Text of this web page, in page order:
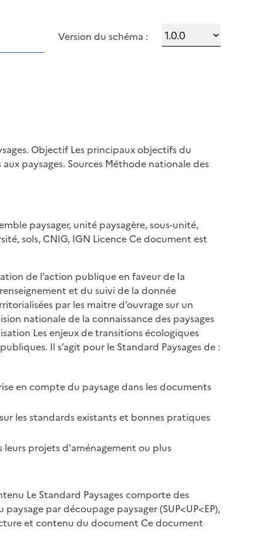
Version du schéma :
Objectif Les principaux objectifs du
paysages. Sources Méthode nationale des
paysager, unité paysagère, sous-unité,
sols, CNIG, IGN Licence Ce document est
de l’action publique en faveur de la
et du suivi de la donnée
par les maitre d’ouvrage sur un
nationale de la connaissance des paysages
Les enjeux de transitions écologiques
Il s’agit pour le Standard Paysages de :
en compte du paysage dans les documents
les standards existants et bonnes pratiques
projets d'aménagement ou plus
Le Standard Paysages comporte des
par découpage paysager (SUP<UP<EP),
et contenu du document Ce document